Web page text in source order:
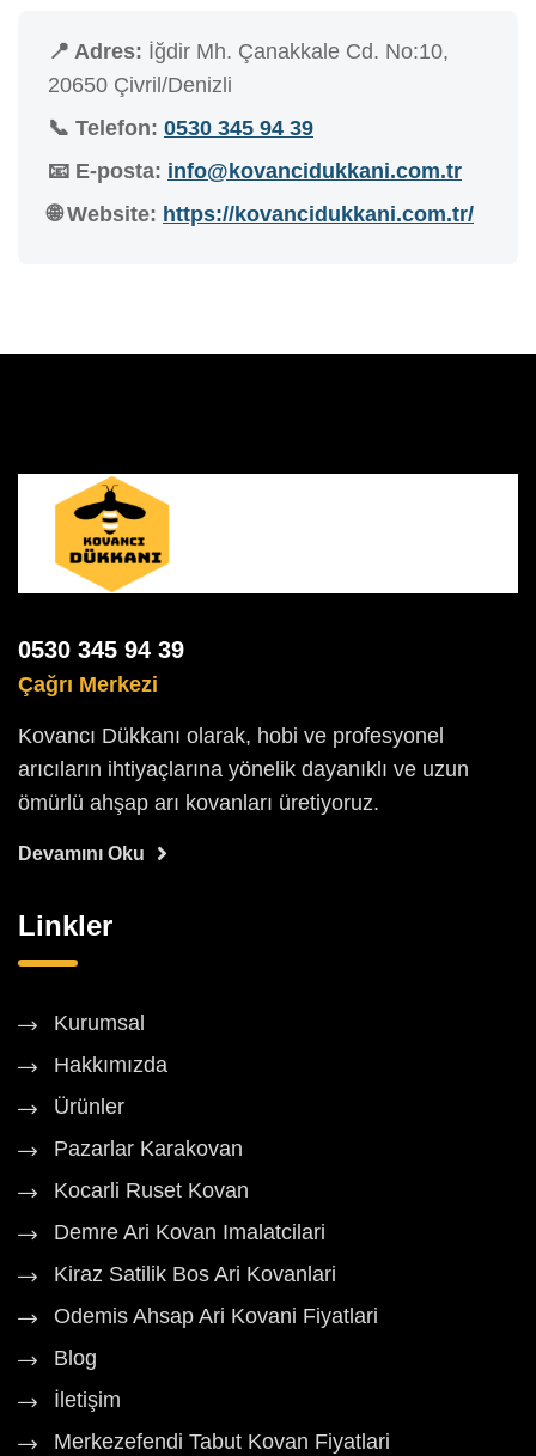
📍 Adres: İğdir Mh. Çanakkale Cd. No:10,
20650 Çivril/Denizli
📞 Telefon: 0530 345 94 39
📧 E-posta: info@kovancidukkani.com.tr
🌐 Website: https://kovancidukkani.com.tr/
0530 345 94 39
Çağrı Merkezi
Kovancı Dükkanı olarak, hobi ve profesyonel
arıcıların ihtiyaçlarına yönelik dayanıklı ve uzun
ömürlü ahşap arı kovanları üretiyoruz.
Devamını Oku
Linkler
Kurumsal
Hakkımızda
Ürünler
Pazarlar Karakovan
Kocarli Ruset Kovan
Demre Ari Kovan Imalatcilari
Kiraz Satilik Bos Ari Kovanlari
Odemis Ahsap Ari Kovani Fiyatlari
Blog
İletişim
Merkezefendi Tabut Kovan Fiyatlari